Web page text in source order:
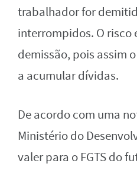
trabalhador for
interrompidos. O risco
demissão, pois assim
a acumular dívidas.
De acordo com uma
Ministério do
valer para o FGTS do